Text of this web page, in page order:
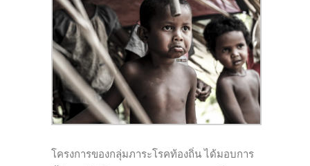
โครงการของกลุ่มภาระโรคท้องถิ่น ได้มอบการ